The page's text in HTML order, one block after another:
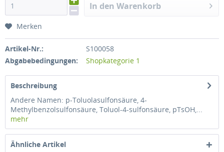
In den Warenkorb
Merken
Artikel-Nr.:
S100058
Abgabebedingungen:
Shopkategorie 1
Beschreibung
Andere Namen: p-Toluolasulfonsäure, 4-
Methylbenzolsulfonsäure, Toluol-4-sulfonsäure, pTsOH,...
mehr
Ähnliche Artikel